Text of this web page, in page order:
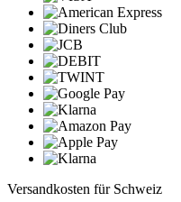
Versandkosten für Schweiz